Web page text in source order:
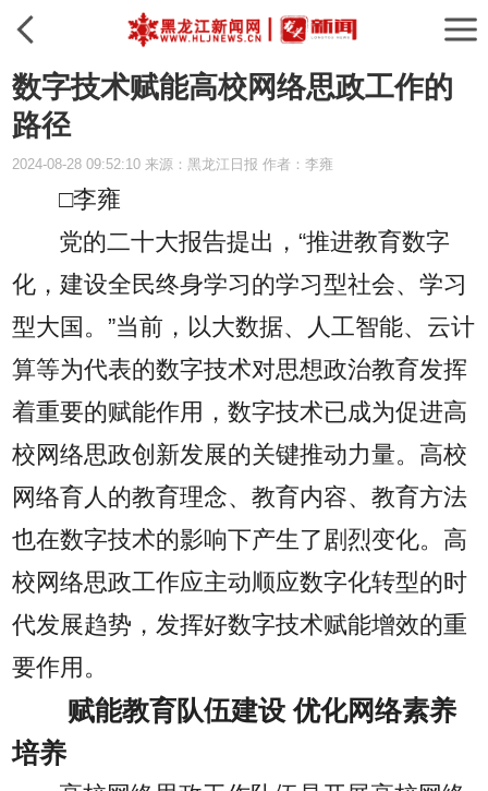
数字技术赋能高校网络思政工作的
路径
2024-08-28 09:52:10 来源：黑龙江日报 作者：李雍
□李雍
党的二十大报告提出，“推进教育数字
化，建设全民终身学习的学习型社会、学习
型大国。”当前，以大数据、人工智能、云计
算等为代表的数字技术对思想政治教育发挥
着重要的赋能作用，数字技术已成为促进高
校网络思政创新发展的关键推动力量。高校
网络育人的教育理念、教育内容、教育方法
也在数字技术的影响下产生了剧烈变化。高
校网络思政工作应主动顺应数字化转型的时
代发展趋势，发挥好数字技术赋能增效的重
要作用。
赋能教育队伍建设 优化网络素养
培养